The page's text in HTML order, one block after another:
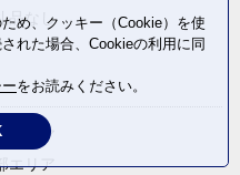
品なし
エリア
エリア
め、クッキー（Cookie）を使
れた場合、Cookieの利用に同
をお読みください。